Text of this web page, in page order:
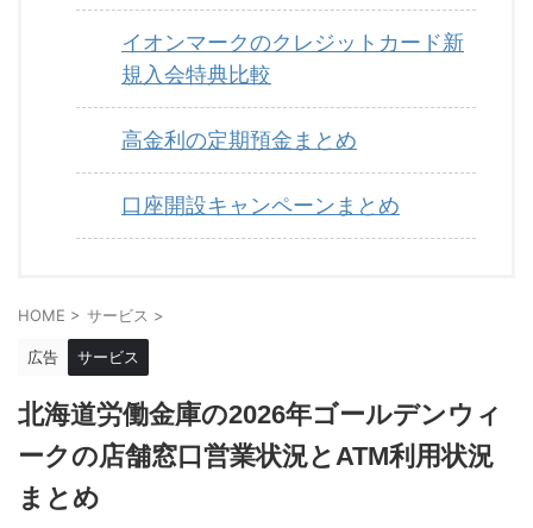
イオンマークのクレジットカード新
規入会特典比較
高金利の定期預金まとめ
口座開設キャンペーンまとめ
HOME > サービス >
広告 サービス
北海道労働金庫の2026年ゴールデンウィ
ークの店舗窓口営業状況とATM利用状況
まとめ